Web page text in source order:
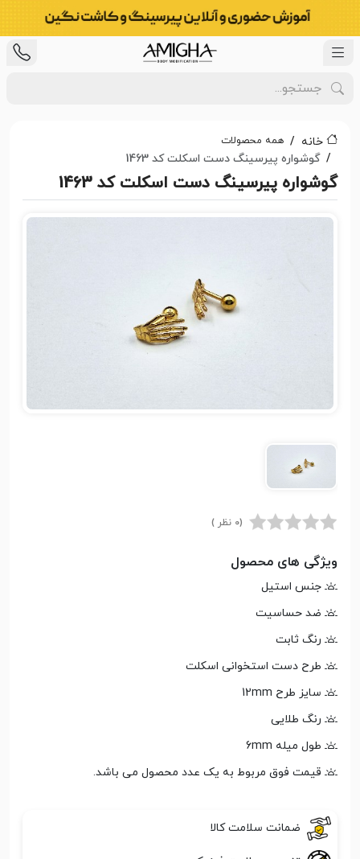
خانه همه محصولات
گوشواره پیرسینگ دست اسکلت کد 1463
گوشواره پیرسینگ دست اسکلت کد 1463
(0 نظر )
ویژگی های محصول
جنس استیل
ضد حساسیت
رنگ ثابت
طرح دست استخوانی اسکلت
سایز طرح 12mm
رنگ طلایی
طول میله 6mm
قیمت فوق مربوط به یک عدد محصول می باشد.
ضمانت سلامت کالا